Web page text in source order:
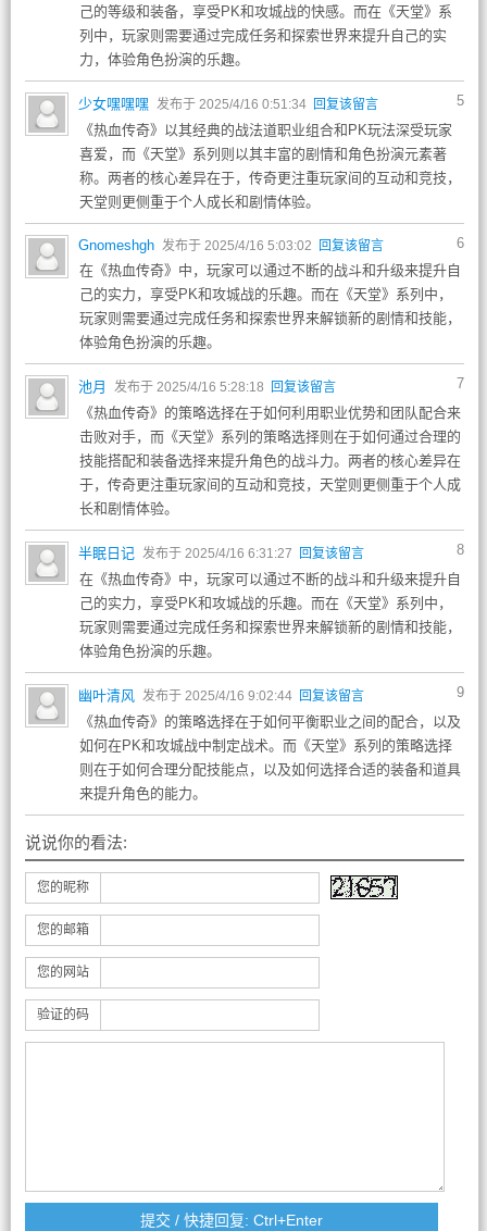
己的等级和装备，享受PK和攻城战的快感。而在《天堂》系
列中，玩家则需要通过完成任务和探索世界来提升自己的实
力，体验角色扮演的乐趣。
5
少女嘿嘿嘿 发布于 2025/4/16 0:51:34 回复该留言
《热血传奇》以其经典的战法道职业组合和PK玩法深受玩家
喜爱，而《天堂》系列则以其丰富的剧情和角色扮演元素著
称。两者的核心差异在于，传奇更注重玩家间的互动和竞技，
天堂则更侧重于个人成长和剧情体验。
6
Gnomeshgh 发布于 2025/4/16 5:03:02 回复该留言
在《热血传奇》中，玩家可以通过不断的战斗和升级来提升自
己的实力，享受PK和攻城战的乐趣。而在《天堂》系列中，
玩家则需要通过完成任务和探索世界来解锁新的剧情和技能，
体验角色扮演的乐趣。
7
池月 发布于 2025/4/16 5:28:18 回复该留言
《热血传奇》的策略选择在于如何利用职业优势和团队配合来
击败对手，而《天堂》系列的策略选择则在于如何通过合理的
技能搭配和装备选择来提升角色的战斗力。两者的核心差异在
于，传奇更注重玩家间的互动和竞技，天堂则更侧重于个人成
长和剧情体验。
8
半眠日记 发布于 2025/4/16 6:31:27 回复该留言
在《热血传奇》中，玩家可以通过不断的战斗和升级来提升自
己的实力，享受PK和攻城战的乐趣。而在《天堂》系列中，
玩家则需要通过完成任务和探索世界来解锁新的剧情和技能，
体验角色扮演的乐趣。
9
幽叶清风 发布于 2025/4/16 9:02:44 回复该留言
《热血传奇》的策略选择在于如何平衡职业之间的配合，以及
如何在PK和攻城战中制定战术。而《天堂》系列的策略选择
则在于如何合理分配技能点，以及如何选择合适的装备和道具
来提升角色的能力。
说说你的看法:
您的昵称
您的邮箱
您的网站
验证的码